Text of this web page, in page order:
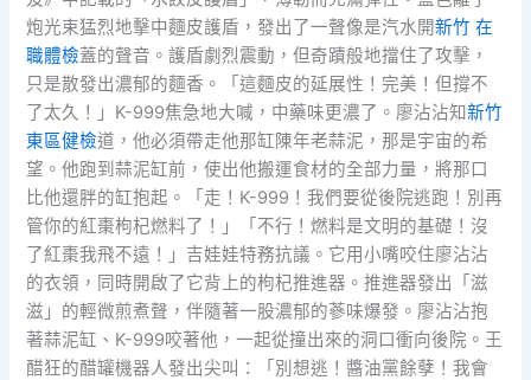
炮光束猛烈地擊中麵皮護盾，發出了一聲像是汽水開新竹 在
職體檢蓋的聲音。護盾劇烈震動，但奇蹟般地擋住了攻擊，
只是散發出濃郁的麵香。「這麵皮的延展性！完美！但撐不
了太久！」K-999焦急地大喊，中藥味更濃了。廖沾沾知新竹
東區健檢道，他必須帶走他那缸陳年老蒜泥，那是宇宙的希
望。他跑到蒜泥缸前，使出他搬運食材的全部力量，將那口
比他還胖的缸抱起。「走！K-999！我們要從後院逃跑！別再
管你的紅棗枸杞燃料了！」「不行！燃料是文明的基礎！沒
了紅棗我飛不遠！」吉娃娃特務抗議。它用小嘴咬住廖沾沾
的衣領，同時開啟了它背上的枸杞推進器。推進器發出「滋
滋」的輕微煎煮聲，伴隨著一股濃郁的蔘味爆發。廖沾沾抱
著蒜泥缸、K-999咬著他，一起從撞出來的洞口衝向後院。王
醋狂的醋罐機器人發出尖叫：「別想逃！醬油黨餘孽！我會